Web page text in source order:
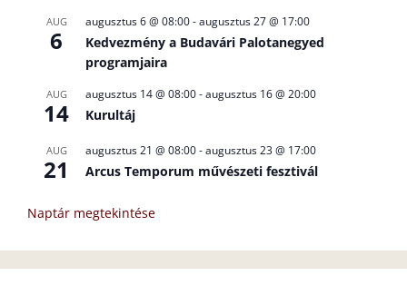
AUG
6
augusztus 6 @ 08:00-augusztus 27 @ 17:00
Kedvezmény a Budavári Palotanegyed
programjaira
AUG
14
augusztus 14 @ 08:00-augusztus 16 @ 20:00
Kurultáj
AUG
21
augusztus 21 @ 08:00-augusztus 23 @ 17:00
Arcus Temporum művészeti fesztivál
Naptár megtekintése